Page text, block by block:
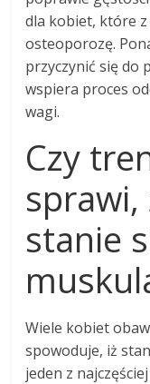
dla kobiet, które
osteoporozę.
przyczynić się do
wspiera proces
wagi.
Czy
sprawi,
stanie
Wiele kobiet
spowoduje, iż
jeden z